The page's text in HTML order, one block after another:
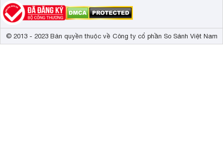
© 2013 - 2023 Bản quyền thuộc về Công ty cổ phần So Sánh Việt Nam